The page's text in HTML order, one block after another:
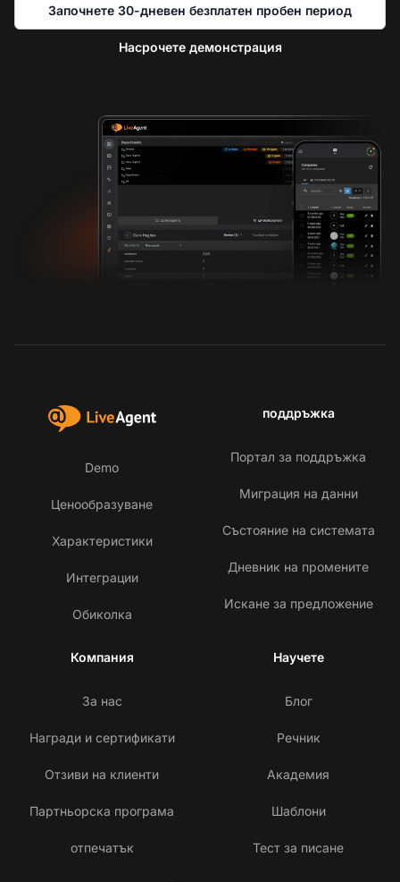
Започнете 30-дневен безплатен пробен период
Насрочете демонстрация
Demo
Ценообразуване
Характеристики
Интеграции
Обиколка
поддръжка
Портал за поддръжка
Миграция на данни
Състояние на системата
Дневник на промените
Искане за предложение
Компания
За нас
Награди и сертификати
Отзиви на клиенти
Партньорска програма
отпечатък
Научете
Блог
Речник
Академия
Шаблони
Тест за писане